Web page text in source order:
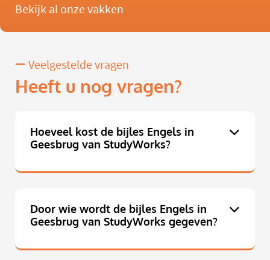
Bekijk al onze vakken
Veelgestelde vragen
Heeft u nog vragen?
Hoeveel kost de bijles Engels in
Geesbrug van StudyWorks?
Door wie wordt de bijles Engels in
Geesbrug van StudyWorks gegeven?